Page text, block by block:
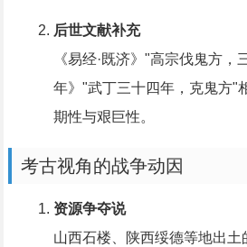
后世文献补充
《易经·既济》"高宗伐鬼方
年》"武丁三十四年，克鬼方"
期性与艰巨性。
考古视角的战争动因
资源争夺说
山西石楼、陕西绥德等地出